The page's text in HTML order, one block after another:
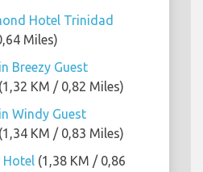
Hotel Trinidad
Miles)
Breezy Guest
(1,32 KM / 0,82 Miles)
Windy Guest
(1,34 KM / 0,83 Miles)
Hotel (1,38 KM / 0,86